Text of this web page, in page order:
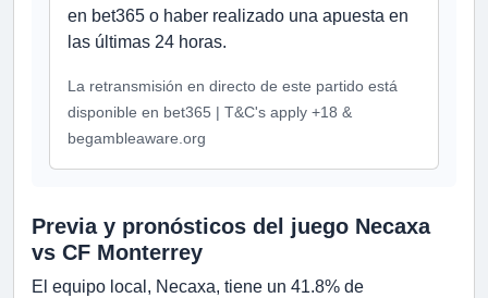
en bet365 o haber realizado una apuesta en
las últimas 24 horas.
La retransmisión en directo de este partido está
disponible en bet365 | T&C's apply +18 &
begambleaware.org
Previa y pronósticos del juego Necaxa
vs CF Monterrey
El equipo local, Necaxa, tiene un 41.8% de